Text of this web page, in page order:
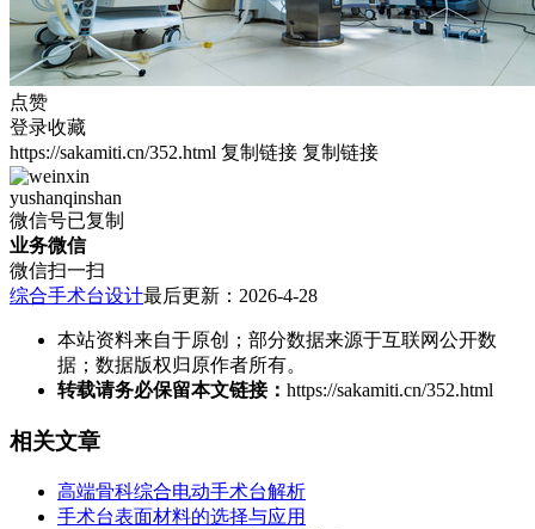
点赞
登录收藏
https://sakamiti.cn/352.html 复制链接 复制链接
yushanqinshan
微信号已复制
业务微信
微信扫一扫
综合手术台设计最后更新：2026-4-28
本站资料来自于原创；部分数据来源于互联网公开数
据；数据版权归原作者所有。
转载请务必保留本文链接： https://sakamiti.cn/352.html
相关文章
高端骨科综合电动手术台解析
手术台表面材料的选择与应用